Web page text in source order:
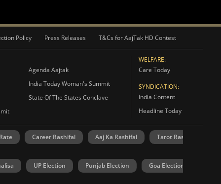
Policy Press Releases T&Cs for AajTak HD Contest
Agenda Aajtak
India Today Woman's Summit
State Of The States Conclave
WELFARE:
Care Today
SYNDICATION:
India Content
Headline Today
Career Rashifal Aaj Ka Rashifal Tarot Rashifal
UP Election Punjab Election Goa Election